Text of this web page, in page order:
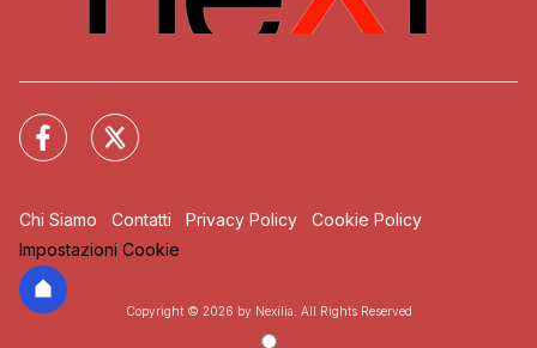
Chi Siamo Contatti Privacy Policy
Cookie Policy
Impostazioni Cookie
Copyright © 2026 by Nexilia. All Rights Reserved